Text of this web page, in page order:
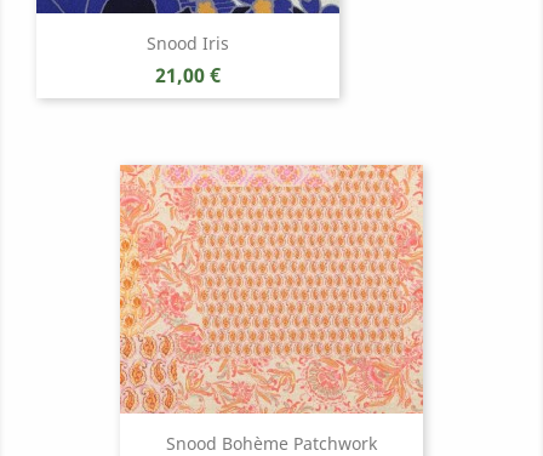
Snood Iris
Prix
21,00 €
Snood Bohème Patchwork